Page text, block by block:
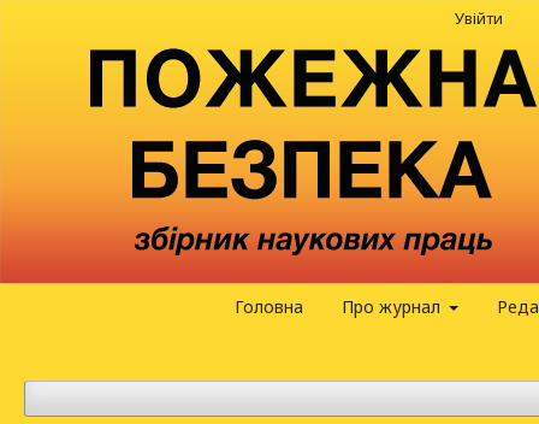
Головна Про журнал
Увійти